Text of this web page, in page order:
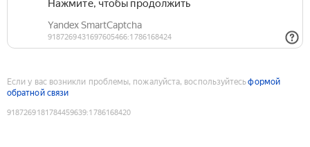
Если у вас возникли проблемы, пожалуйста, воспользуйтесьформой
обратной связи
9187269181784459639:1786168420